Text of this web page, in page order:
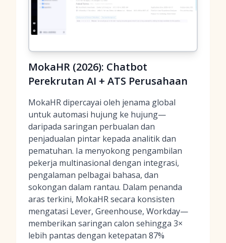
MokaHR (2026): Chatbot
Perekrutan AI + ATS Perusahaan
MokaHR dipercayai oleh jenama global
untuk automasi hujung ke hujung—
daripada saringan perbualan dan
penjadualan pintar kepada analitik dan
pematuhan. Ia menyokong pengambilan
pekerja multinasional dengan integrasi,
pengalaman pelbagai bahasa, dan
sokongan dalam rantau. Dalam penanda
aras terkini, MokaHR secara konsisten
mengatasi Lever, Greenhouse, Workday—
memberikan saringan calon sehingga 3×
lebih pantas dengan ketepatan 87%